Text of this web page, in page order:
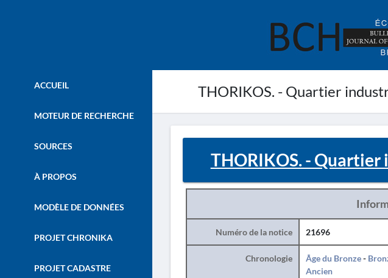
THORIKOS. - Quartier
ACCUEIL
MOTEUR DE RECHERCHE
SOURCES
À PROPOS
MODÈLE DE DONNÉES
PROJET CHRONIKA
PROJET CADASTRE
THORIKOS. -
Numéro de la notice 21696
Chronologie Âge du Bronze-
Ancien